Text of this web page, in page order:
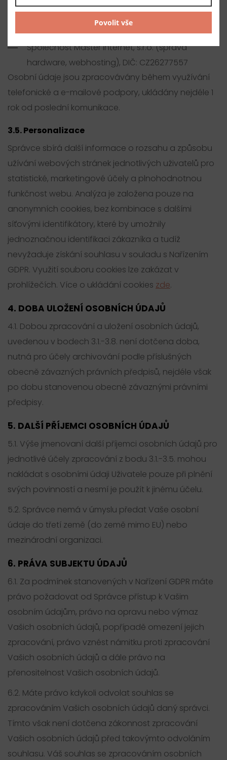
GDPR).
Další příjemci osobních údajů jsou tito zpracovatelé:
Společnost Master Internet, s.r.o. (správa
hardware, webhosting), DIČ: CZ26277557
Osobní údaje jsou zpracovávány během využívání
telefonické a e-mailové podpory, ukládány nejdéle 1
rok od poslední komunikace.
3.5. Personalizace
Správce sbírá další informace o rozsahu a způsobu
užívání webových stránek jednotlivých uživatelů pro
statistické, marketingové účely a plnohodnotnou
funkčnost webu. Analýza je založena pouze na
anonymních cookies, bez kombinace s dalšími
síťovými identifikátory, které by umožnily
jednoznačnou identifikaci zákazníka a tudíž
nevyžaduje získání souhlasu v souladu s Nařízením
GDPR. Využití souboru cookies lze zakázat v
prohlížečích. Více o ukládání cookies zde.
4. DOBA ULOŽENÍ OSOBNÍCH ÚDAJŮ
4.1. Dobou zpracování a uložení osobních údajů,
uvedenou v bodech 3.1.-3.8. není dotčena doba,
nutná pro účely archivování podle příslušných
obecně závazných právních předpisů, nejdéle však
po dobu stanovenou obecně závaznými právními
předpisy.
5. DALŠÍ PŘÍJEMCI OSOBNÍCH ÚDAJŮ
5.1. Výše jmenovaní další příjemci osobních údajů pro
jednotlivé účely zpracování z bodu 3.1.-3.5. mohou
nakládat s osobními údaji Uživatele pouze při plnění
svých povinností a nesmí je použít k jinému účelu.
5.2. Správce nemá v úmyslu předat Vaše osobní
údaje do třetí země (do země mimo EU) nebo
mezinárodní organizaci.
6. PRÁVA SUBJEKTU ÚDAJŮ
6.1. Za podmínek stanovených v Nařízení GDPR máte
právo požadovat od Správce přístup k Vašim
osobním údajům, právo na opravu nebo výmaz
Vašich osobních údajů, popřípadě omezení jejich
zpracování, právo vznést námitku proti zpracování
Vašich osobních údajů a dále právo na
přenositelnost Vašich osobních údajů.
6.2. Máte právo kdykoli odvolat souhlas se
zpracováním Vašich osobních údajů daný správci.
Tímto však není dotčena zákonnost zpracování
Vašich osobních údajů před takovýmto odvoláním
souhlasu. Váš souhlas se zpracováním osobních
Povolit vše